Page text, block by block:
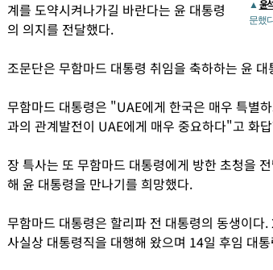
▲ 윤
문했
계를 도약시켜나가길 바란다는 윤 대통령
의 의지를 전달했다.
조문단은 무함마드 대통령 취임을 축하하는 윤
무함마드 대통령은 "UAE에게 한국은 매우 특별
과의 관계발전이 UAE에게 매우 중요하다"고 화
장 특사는 또 무함마드 대통령에게 방한 초청을
해 윤 대통령을 만나기를 희망했다.
무함마드 대통령은 할리파 전 대통령의 동생이
사실상 대통령직을 대행해 왔으며 14일 후임 대